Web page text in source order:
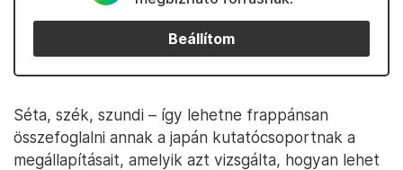
Beállítom
Séta, szék, szundi – így lehetne frappánsan
összefoglalni annak a japán kutatócsoportnak a
megállapításait, amelyik azt vizsgálta, hogyan lehet